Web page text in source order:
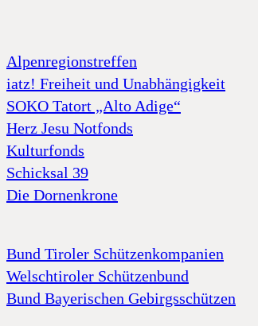
Alpenregionstreffen
iatz! Freiheit und Unabhängigkeit
SOKO Tatort „Alto Adige“
Herz Jesu Notfonds
Kulturfonds
Schicksal 39
Die Dornenkrone
Bund Tiroler Schützenkompanien
Welschtiroler Schützenbund
Bund Bayerischen Gebirgsschützen